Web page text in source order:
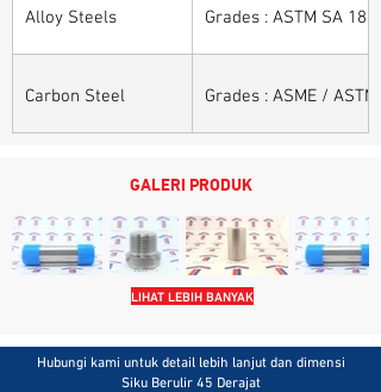
Alloy Steels Grades : ASTM SA
Carbon Steel Grades : ASME /
GALERI PRODUK
LIHAT LEBIH BANYAK
Hubungi kami untuk detail lebih lanjut dan dimensi
Siku Berulir 45 Derajat